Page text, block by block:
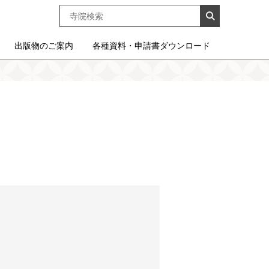
出版物のご案内 各種資料・申請書ダウンロード